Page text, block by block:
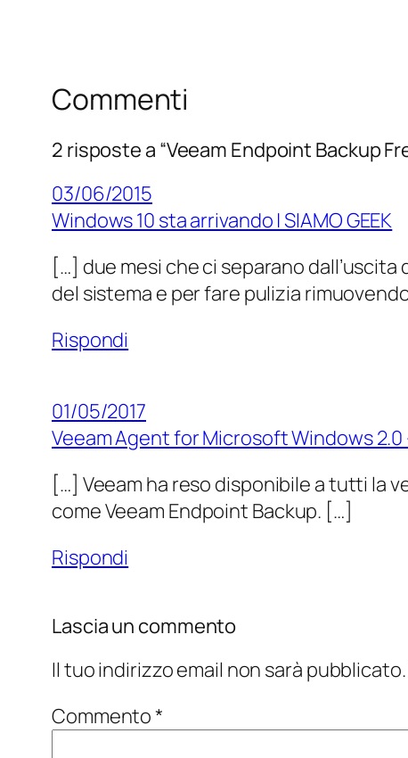
Commenti
2 risposte a “Veeam Endpoint Backup
03/06/2015
Windows 10 sta arrivando | SIAMO GEEK
[…] due mesi che ci separano
del sistema e per fare pulizia
Rispondi
01/05/2017
Veeam Agent for Microsoft Windows 2.0
[…] Veeam ha reso disponibile a tutti la
come Veeam Endpoint Backup. […]
Rispondi
Lascia un commento
Il tuo indirizzo email non sarà pubblicato.
Commento*